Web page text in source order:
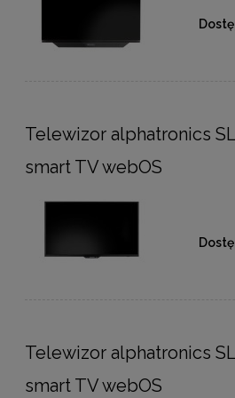
Telewizor alphatronics
smart TV webOS
Telewizor alphatronics
smart TV webOS